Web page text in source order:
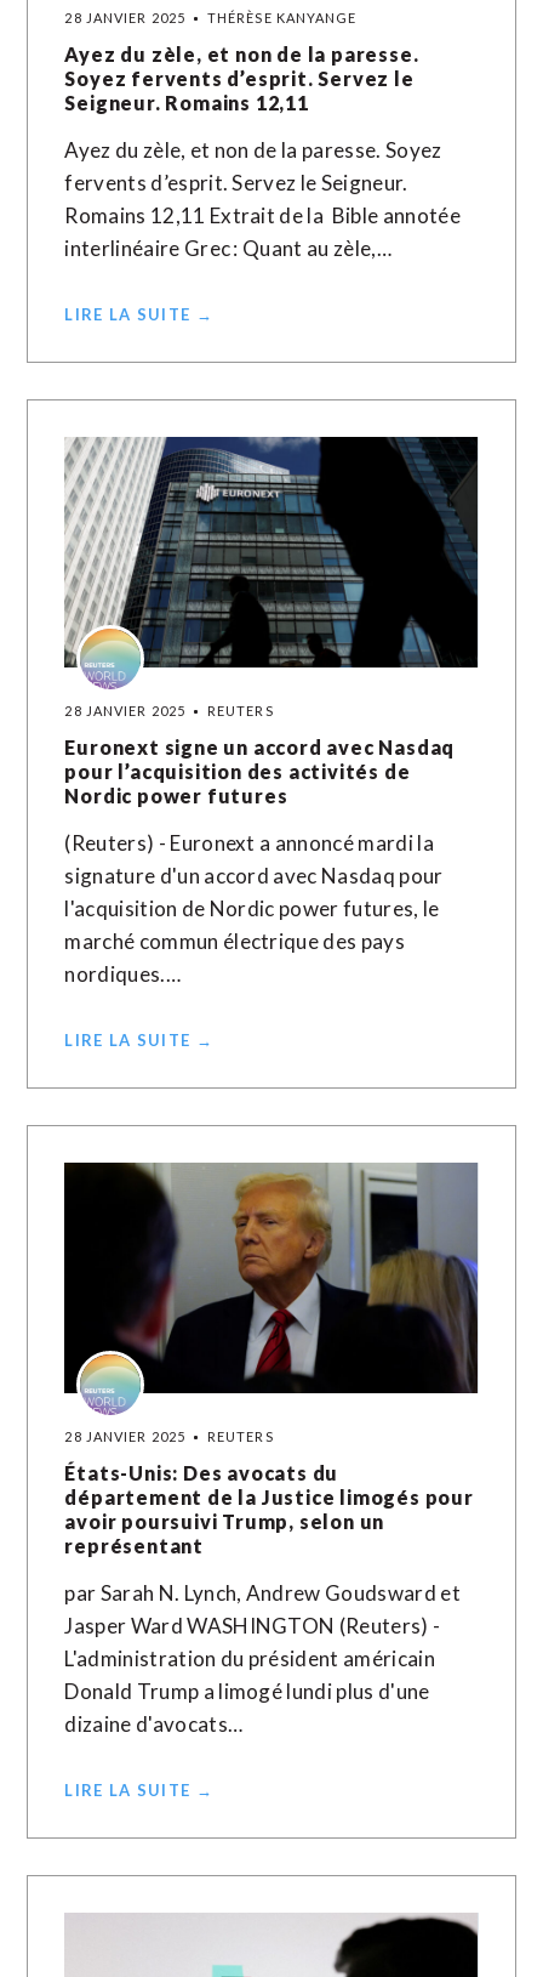
28 JANVIER 2025 THÉRÈSE KANYANGE
Ayez du zèle, et non de la paresse.
Soyez fervents d’esprit. Servez le
Seigneur. Romains 12,11
Ayez du zèle, et non de la paresse. Soyez
fervents d’esprit. Servez le Seigneur.
Romains 12,11 Extrait de la Bible annotée
interlinéaire Grec : Quant au zèle,…
LIRE LA SUITE →
28 JANVIER 2025 REUTERS
Euronext signe un accord avec Nasdaq
pour l’acquisition des activités de
Nordic power futures
(Reuters) - Euronext a annoncé mardi la
signature d'un accord avec Nasdaq pour
l'acquisition de Nordic power futures, le
marché commun électrique des pays
nordiques.…
LIRE LA SUITE →
28 JANVIER 2025 REUTERS
États-Unis: Des avocats du
département de la Justice limogés pour
avoir poursuivi Trump, selon un
représentant
par Sarah N. Lynch, Andrew Goudsward et
Jasper Ward WASHINGTON (Reuters) -
L'administration du président américain
Donald Trump a limogé lundi plus d'une
dizaine d'avocats…
LIRE LA SUITE →